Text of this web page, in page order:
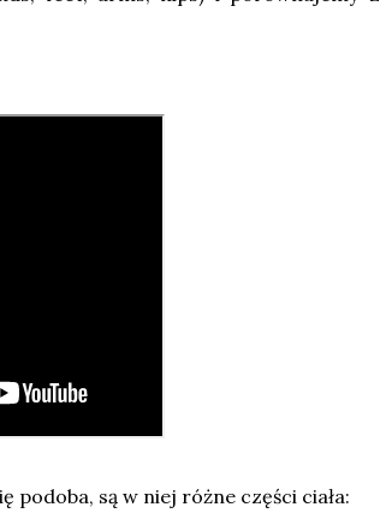
podoba, są w niej różne części ciała: